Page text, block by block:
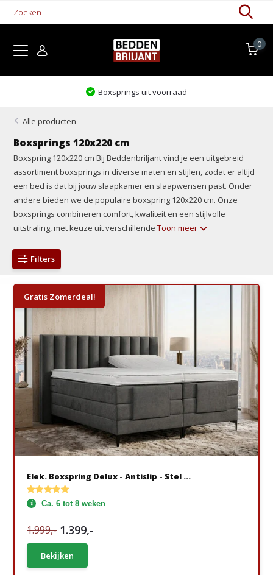
0
Boxsprings uit voorraad
Alle producten
Boxsprings 120x220 cm
Boxspring 120x220 cm Bij Beddenbriljant vind je een uitgebreid
assortiment boxsprings in diverse maten en stijlen, zodat er altijd
een bed is dat bij jouw slaapkamer en slaapwensen past. Onder
andere bieden we de populaire boxspring 120x220 cm. Onze
boxsprings combineren comfort, kwaliteit en een stijlvolle
uitstraling, met keuze uit verschillendeToon meer
Filters
Gratis Zomerdeal!
Elek. Boxspring Delux - Antislip - Stel ...
Ca. 6 tot 8 weken
1.999,- 1.399,-
Bekijken